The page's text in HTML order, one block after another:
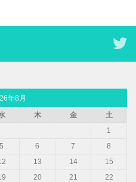
年8月
木 金
土
1
5 6 7
8
13 14
15
20 21
22